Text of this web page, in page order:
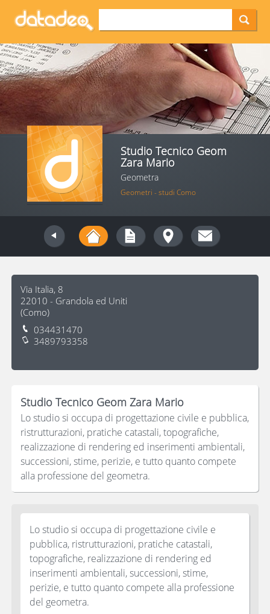
Studio Tecnico Geom
Zara Mario
Geometra
Geometri - studi Como
Via Italia, 8
22010 - Grandola ed Uniti
(Como)
034431470
3489793358
Studio Tecnico Geom Zara Mario
Lo studio si occupa di progettazione civile e pubblica,
ristrutturazioni, pratiche catastali, topografiche,
realizzazione di rendering ed inserimenti ambientali,
successioni, stime, perizie, e tutto quanto compete
alla professione del geometra.
Lo studio si occupa di progettazione civile e
pubblica, ristrutturazioni, pratiche catastali,
topografiche, realizzazione di rendering ed
inserimenti ambientali, successioni, stime,
perizie, e tutto quanto compete alla professione
del geometra.